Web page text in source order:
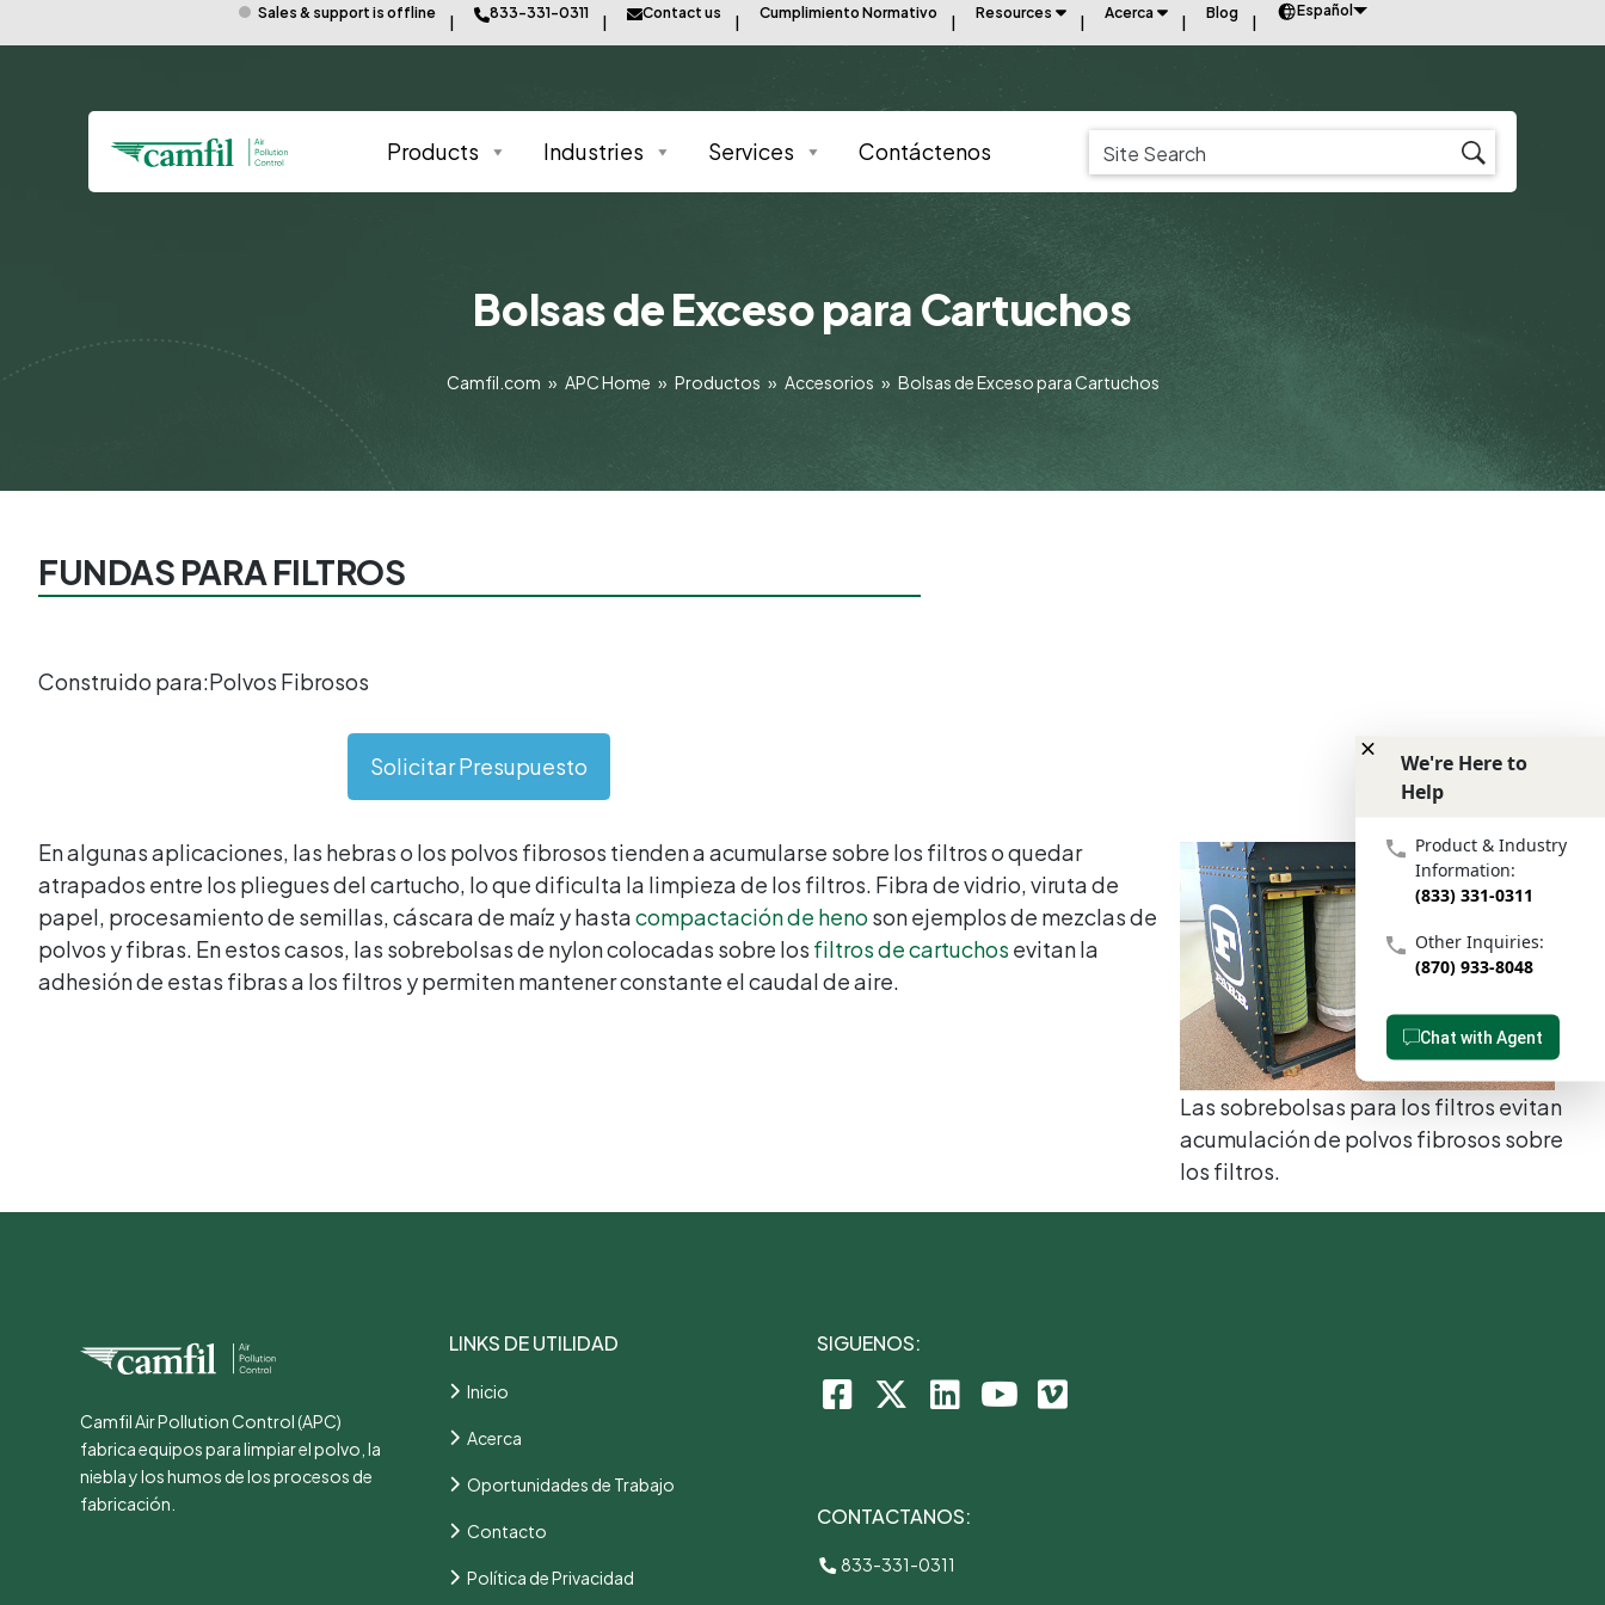
Sales & support is offline 833-331-0311 Contact us Cumplimiento Normativo Resources Acerca Blog Español
Products Industries Services Contáctenos
Bolsas de Exceso para Cartuchos
Camfil.com » APC Home » Productos » Accesorios » Bolsas de Exceso para Cartuchos
FUNDAS PARA FILTROS
Construido para:Polvos Fibrosos
Solicitar Presupuesto
Las sobrebolsas para los filtros evitan
acumulación de polvos fibrosos sobre
los filtros.
En algunas aplicaciones, las hebras o los polvos fibrosos tienden a acumularse sobre los filtros o quedar
atrapados entre los pliegues del cartucho, lo que dificulta la limpieza de los filtros. Fibra de vidrio, viruta de
papel, procesamiento de semillas, cáscara de maíz y hastacompactación de heno son ejemplos de mezclas de
polvos y fibras. En estos casos, las sobrebolsas de nylon colocadas sobre los filtros de cartuchos evitan la
adhesión de estas fibras a los filtros y permiten mantener constante el caudal de aire.
Camfil Air Pollution Control (APC)
fabrica equipos para limpiar el polvo, la
niebla y los humos de los procesos de
fabricación.
LINKS DE UTILIDAD
Inicio
Acerca
Oportunidades de Trabajo
Contacto
Política de Privacidad
SIGUENOS:
CONTACTANOS:
833-331-0311
We're Here to
Help
Product & Industry
Information:
(833) 331-0311
Other Inquiries:
(870) 933-8048
Chat with Agent